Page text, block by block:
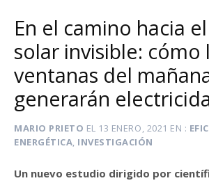
En el camino hacia
solar invisible: cómo
ventanas del
generarán
MARIO PRIETO EL 13 ENERO, 2021 EN
ENERGÉTICA, INVESTIGACIÓN
Un nuevo estudio dirigido por